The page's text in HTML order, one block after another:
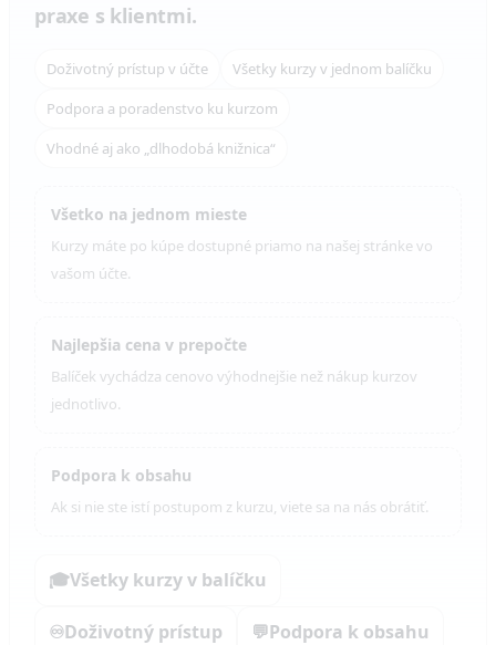
praxe s klientmi.
Doživotný prístup v účte
Všetky kurzy v jednom balíčku
Podpora a poradenstvo ku kurzom
Vhodné aj ako „dlhodobá knižnica“
Všetko na jednom mieste
Kurzy máte po kúpe dostupné priamo na našej stránke vo
vašom účte.
Najlepšia cena v prepočte
Balíček vychádza cenovo výhodnejšie než nákup kurzov
jednotlivo.
Podpora k obsahu
Ak si nie ste istí postupom z kurzu, viete sa na nás obrátiť.
🎓Všetky kurzy v balíčku
♾️Doživotný prístup 💬Podpora k obsahu